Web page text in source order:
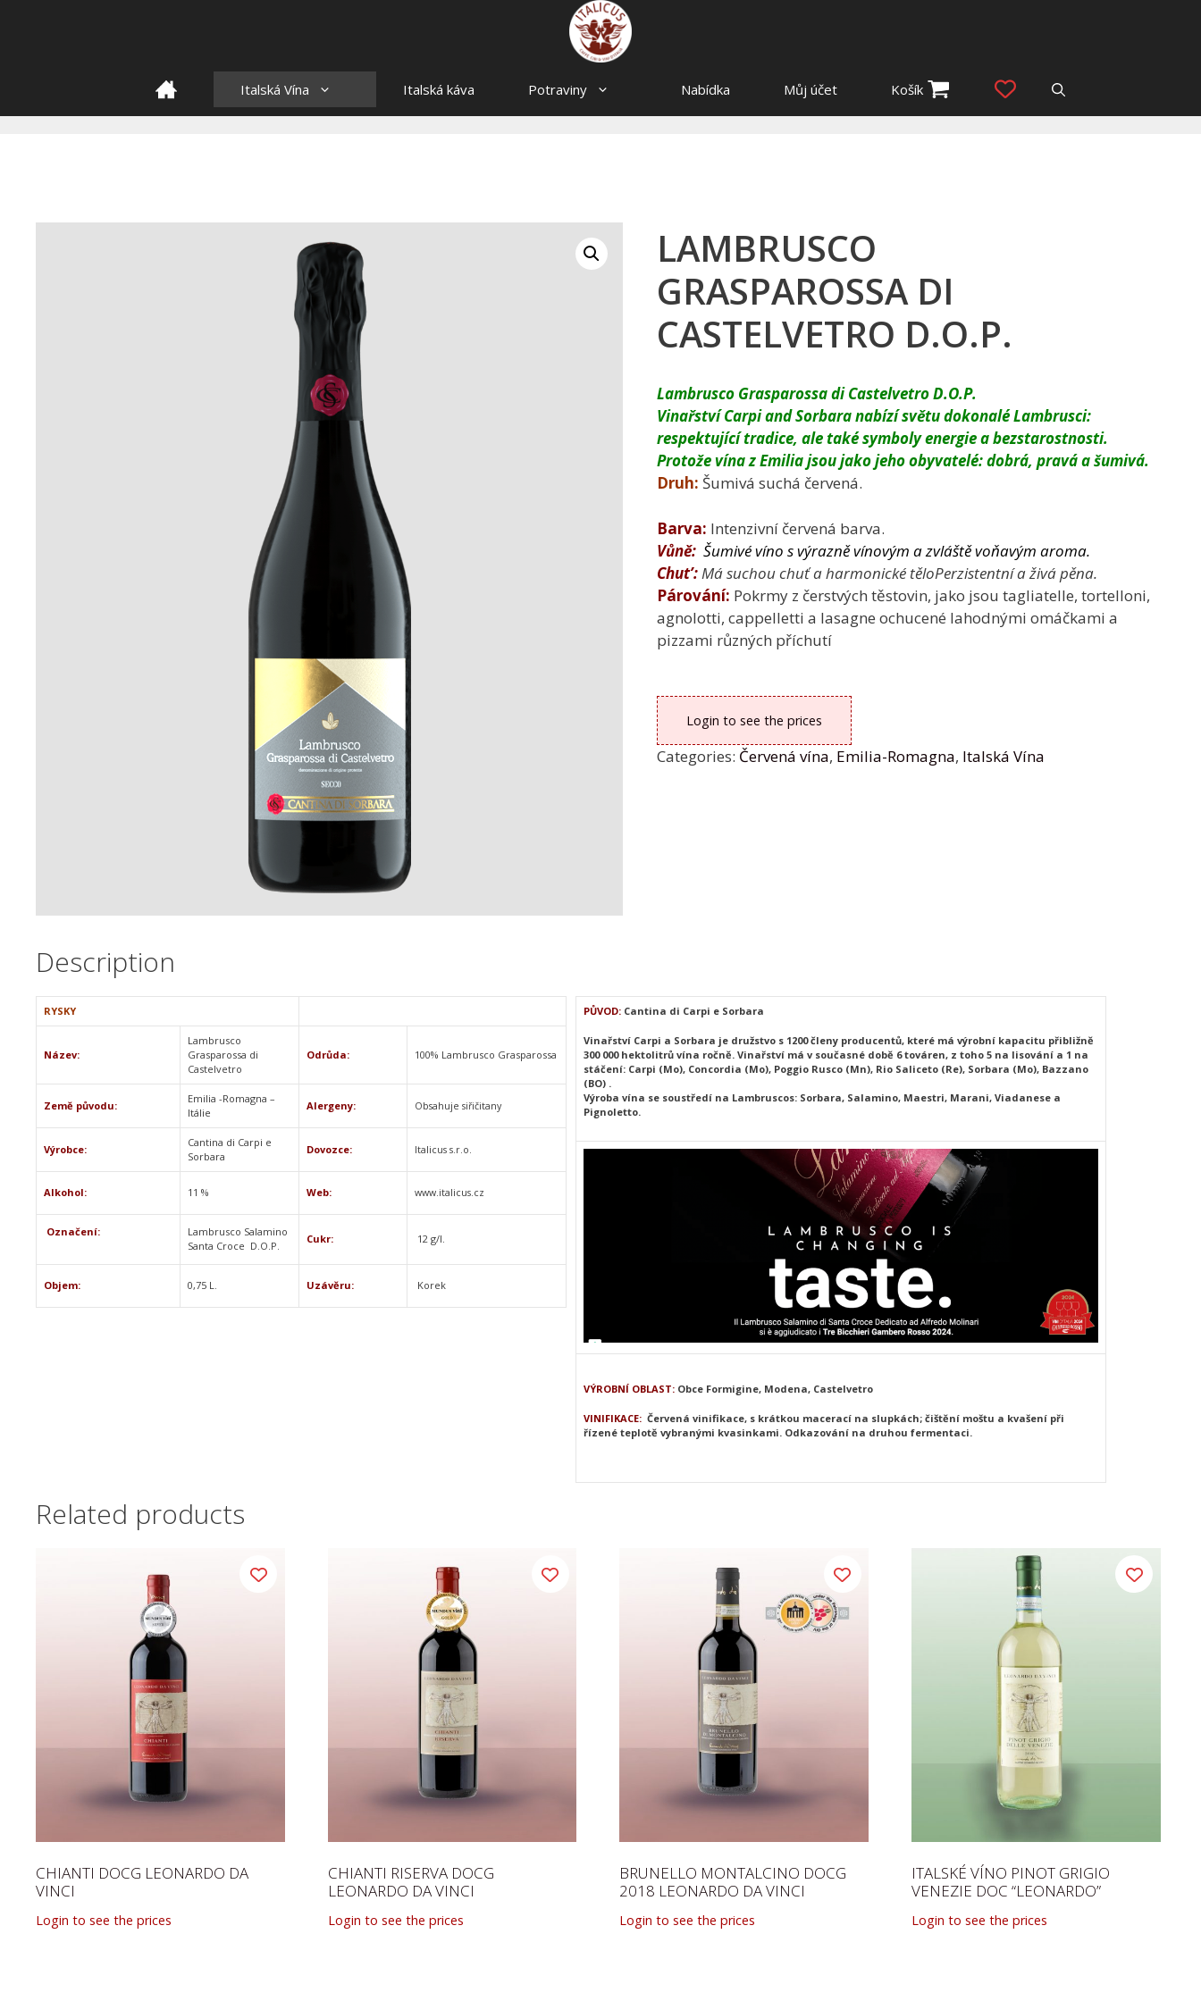
HOME Italská Vína Italská káva Potraviny Nabídka Můj účet Košík
LAMBRUSCO
GRASPAROSSA DI
CASTELVETRO D.O.P.
Lambrusco Grasparossa di Castelvetro D.O.P.
Vinařství Carpi and Sorbara nabízí světu dokonalé Lambrusci:
respektující tradice, ale také symboly energie a bezstarostnosti.
Protože vína z Emilia jsou jako jeho obyvatelé: dobrá, pravá a šumivá.
Druh: Šumivá suchá červená.
Barva: Intenzivní červená barva.
Vůně:Šumivé víno s výrazně vínovým a zvláště voňavým aroma.
Chut’: Má suchou chuť a harmonické těloPerzistentní a živá pěna.
Párování: Pokrmy z čerstvých těstovin, jako jsou tagliatelle, tortelloni,
agnolotti, cappelletti a lasagne ochucené lahodnými omáčkami a
pizzami různých příchutí
Login to see the prices
Categories: Červená vína, Emilia-Romagna, Italská Vína
Description
RYSKY
Název:
Lambrusco
Grasparossa di
Castelvetro
Odrůda: 100% Lambrusco Grasparossa
Země původu:
Emilia -Romagna –
Itálie
Alergeny: Obsahuje siřičitany
Výrobce:
Cantina di Carpi e
Sorbara
Dovozce: Italicus s.r.o.
Alkohol: 11 % Web: www.italicus.cz
Označení:
Lambrusco Salamino
Santa Croce D.O.P.
Cukr: 12 g/l.
Objem: 0,75 L. Uzávěru: Korek
PŮVOD: Cantina di Carpi e Sorbara
Vinařství Carpi a Sorbara je družstvo s 1200 členy producentů, které má výrobní kapacitu přibližně
300 000 hektolitrů vína ročně. Vinařství má v současné době 6 továren, z toho 5 na lisování a 1 na
stáčení: Carpi (Mo), Concordia (Mo), Poggio Rusco (Mn), Rio Saliceto (Re), Sorbara (Mo), Bazzano
(BO) .
Výroba vína se soustředí na Lambruscos: Sorbara, Salamino, Maestri, Marani, Viadanese a
Pignoletto.
VÝROBNÍ OBLAST: Obce Formigine, Modena, Castelvetro
VINIFIKACE:Červená vinifikace, s krátkou macerací na slupkách; čištění moštu a kvašení při
řízené teplotě vybranými kvasinkami. Odkazování na druhou fermentaci.
Related products
CHIANTI DOCG LEONARDO DA
VINCI
Login to see the prices
CHIANTI RISERVA DOCG
LEONARDO DA VINCI
Login to see the prices
BRUNELLO MONTALCINO DOCG
2018 LEONARDO DA VINCI
Login to see the prices
ITALSKÉ VÍNO PINOT GRIGIO
VENEZIE DOC “LEONARDO”
Login to see the prices